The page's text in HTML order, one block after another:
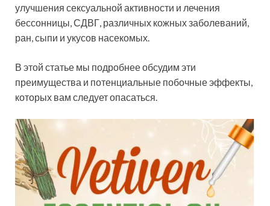
улучшения сексуальной активности и лечения
бессонницы, СДВГ, различных кожных заболеваний,
ран, сыпи и укусов насекомых.
В этой статье мы подробнее обсудим эти
преимущества и потенциальные побочные эффекты,
которых вам следует опасаться.